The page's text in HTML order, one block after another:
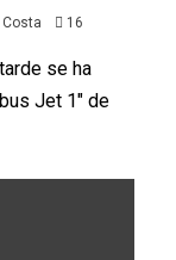
16
se ha
Jet 1" de